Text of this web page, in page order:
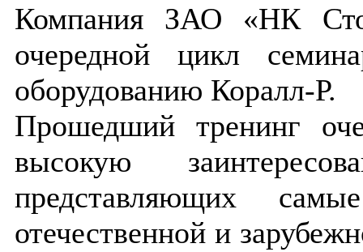
Компания ЗАО «НК
очередной цикл
оборудованию Коралл-Р.
Прошедший тренинг
высокую
представляющих
отечественной и